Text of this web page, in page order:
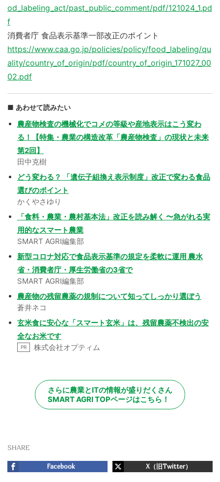
od_labeling_act/past_public_comment/pdf/121024_1.pd
f
消費者庁 食品表示基準一部改正のポイント
https://www.caa.go.jp/policies/policy/food_labeling/qu
ality/country_of_origin/pdf/country_of_origin_171027_00
02.pdf
あわせて読みたい
農産物検査の機械化でコメの等級や産地表示はこう変わ
る！【特集・農業の構造改革「農産物検査」の現状と未来
第2回】
田中克樹
どう変わる？ 「遺伝子組換え表示制度」改正で変わる食品
選びのポイント
かくやさゆり
「食料・農業・農村基本法」改正を読み解く 〜急がれる実
用的なスマート農業
SMART AGRI編集部
新型コロナ対応で食品表示基準の規定を柔軟に運用 農水
省・消費者庁・厚生労働省の3省で
SMART AGRI編集部
農産物の残留農薬の規制について知ってしっかり選ぼう
蒼井ネコ
玄米食に安心な「スマート玄米」は、残留農薬不検出の安
全なお米です
PR 株式会社オプティム
さらに農業とITの情報が盛りだくさん
SMART AGRI TOPページはこちら！
SHARE
Facebook X（旧Twitter）